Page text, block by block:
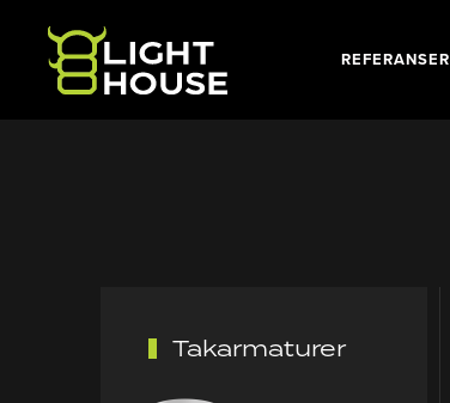
Skip to main content REFERANSER
Takarmaturer